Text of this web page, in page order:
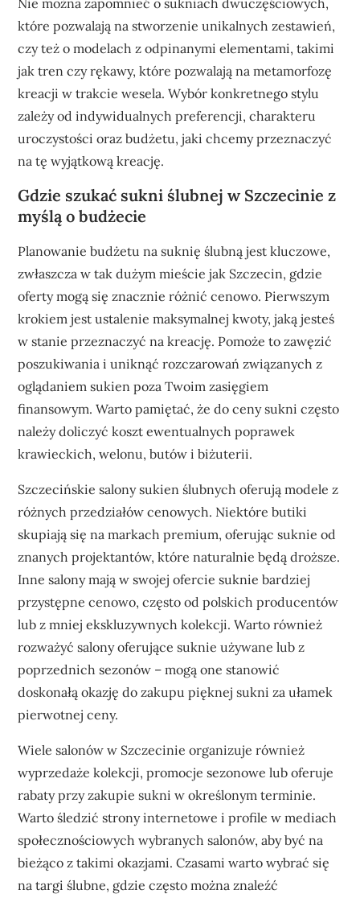
Nie można zapomnieć o sukniach dwuczęściowych,
które pozwalają na stworzenie unikalnych zestawień,
czy też o modelach z odpinanymi elementami, takimi
jak tren czy rękawy, które pozwalają na metamorfozę
kreacji w trakcie wesela. Wybór konkretnego stylu
zależy od indywidualnych preferencji, charakteru
uroczystości oraz budżetu, jaki chcemy przeznaczyć
na tę wyjątkową kreację.
Gdzie szukać sukni ślubnej w Szczecinie z
myślą o budżecie
Planowanie budżetu na suknię ślubną jest kluczowe,
zwłaszcza w tak dużym mieście jak Szczecin, gdzie
oferty mogą się znacznie różnić cenowo. Pierwszym
krokiem jest ustalenie maksymalnej kwoty, jaką jesteś
w stanie przeznaczyć na kreację. Pomoże to zawęzić
poszukiwania i uniknąć rozczarowań związanych z
oglądaniem sukien poza Twoim zasięgiem
finansowym. Warto pamiętać, że do ceny sukni często
należy doliczyć koszt ewentualnych poprawek
krawieckich, welonu, butów i biżuterii.
Szczecińskie salony sukien ślubnych oferują modele z
różnych przedziałów cenowych. Niektóre butiki
skupiają się na markach premium, oferując suknie od
znanych projektantów, które naturalnie będą droższe.
Inne salony mają w swojej ofercie suknie bardziej
przystępne cenowo, często od polskich producentów
lub z mniej ekskluzywnych kolekcji. Warto również
rozważyć salony oferujące suknie używane lub z
poprzednich sezonów – mogą one stanowić
doskonałą okazję do zakupu pięknej sukni za ułamek
pierwotnej ceny.
Wiele salonów w Szczecinie organizuje również
wyprzedaże kolekcji, promocje sezonowe lub oferuje
rabaty przy zakupie sukni w określonym terminie.
Warto śledzić strony internetowe i profile w mediach
społecznościowych wybranych salonów, aby być na
bieżąco z takimi okazjami. Czasami warto wybrać się
na targi ślubne, gdzie często można znaleźć